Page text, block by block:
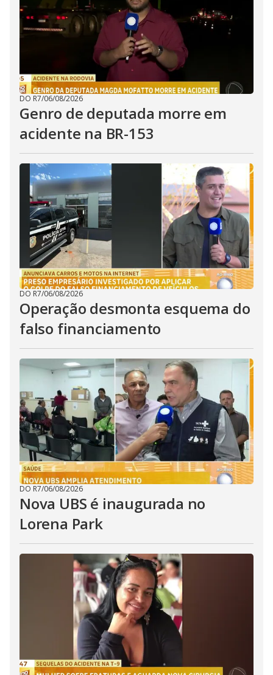
DO R7/06/08/2026
Genro de deputada morre em
acidente na BR-153
DO R7/06/08/2026
Operação desmonta esquema do
falso financiamento
DO R7/06/08/2026
Nova UBS é inaugurada no
Lorena Park